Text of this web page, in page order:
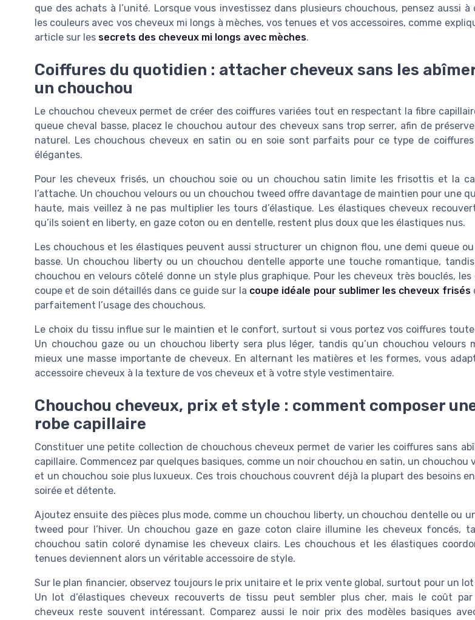
que des achats à l’unité. Lorsque vous investissez dans plusieurs chouchous, pensez aussi à
les couleurs avec vos cheveux mi longs à mèches, vos tenues et vos accessoires, comme
article sur les secrets des cheveux mi longs avec mèches.
Coiffures du quotidien : attacher cheveux sans les
un chouchou
Le chouchou cheveux permet de créer des coiffures variées tout en respectant la fibre
queue cheval basse, placez le chouchou autour des cheveux sans trop serrer, afin de
naturel. Les chouchous cheveux en satin ou en soie sont parfaits pour ce type de
élégantes.
Pour les cheveux frisés, un chouchou soie ou un chouchou satin limite les frisottis et la
l’attache. Un chouchou velours ou un chouchou tweed offre davantage de maintien pour une
haute, mais veillez à ne pas multiplier les tours d’élastique. Les élastiques cheveux
qu’ils soient en liberty, en gaze coton ou en dentelle, restent plus doux que les élastiques nus.
Les chouchous et les élastiques peuvent aussi structurer un chignon flou, une demi queue
basse. Un chouchou liberty ou un chouchou dentelle apporte une touche romantique,
chouchou en velours côtelé donne un style plus graphique. Pour les cheveux très bouclés, les
coupe et de soin détaillés dans ce guide sur la coupe idéale pour sublimer les cheveux frisés
parfaitement l’usage des chouchous.
Le choix du tissu influe sur le maintien et le confort, surtout si vous portez vos coiffures
Un chouchou gaze ou un chouchou liberty sera plus léger, tandis qu’un chouchou velours
mieux une masse importante de cheveux. En alternant les matières et les formes, vous
accessoire cheveux à la texture de vos cheveux et à votre style vestimentaire.
Chouchou cheveux, prix et style : comment composer
robe capillaire
Constituer une petite collection de chouchous cheveux permet de varier les coiffures sans
capillaire. Commencez par quelques basiques, comme un noir chouchou en satin, un chouchou
et un chouchou soie plus luxueux. Ces trois chouchous couvrent déjà la plupart des besoins
soirée et détente.
Ajoutez ensuite des pièces plus mode, comme un chouchou liberty, un chouchou dentelle ou
tweed pour l’hiver. Un chouchou gaze en gaze coton claire illumine les cheveux foncés,
chouchou satin coloré dynamise les cheveux clairs. Les chouchous et les élastiques
tenues deviennent alors un véritable accessoire de style.
Sur le plan financier, observez toujours le prix unitaire et le prix vente global, surtout pour un
Un lot d’élastiques cheveux recouverts de tissu peut sembler plus cher, mais le coût par
cheveux reste souvent intéressant. Comparez aussi le noir prix des modèles basiques